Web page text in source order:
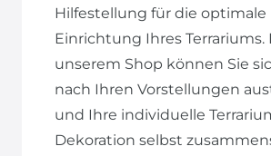
Hilfestellung für die optimale
Einrichtung Ihres Terrariums.
unserem Shop können Sie
nach Ihren Vorstellungen
und Ihre individuelle
Dekoration selbst